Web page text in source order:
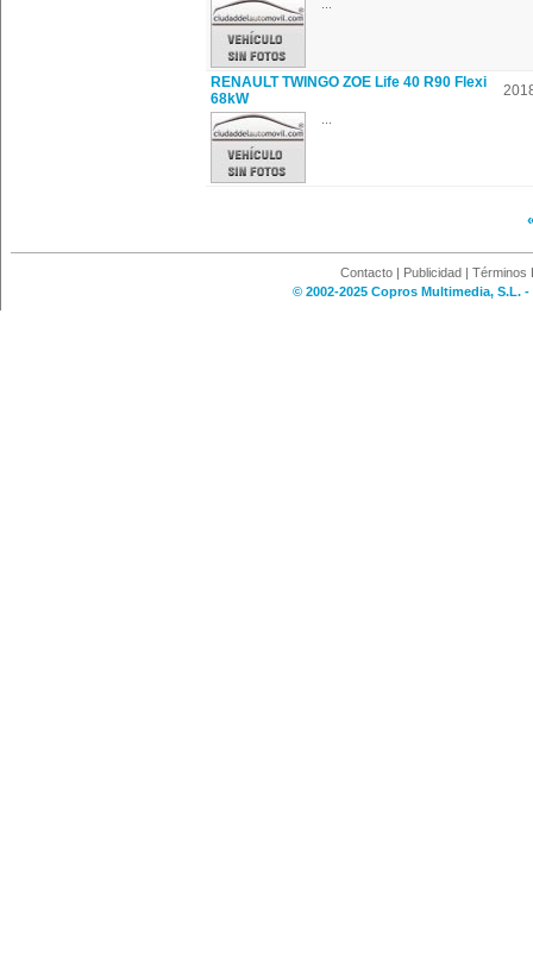
RENAULT TWINGO ZOE Life 40 R90 Flexi
68kW
Contacto | Publicidad | Términos
© 2002-2025 Copros Multimedia, S.L.